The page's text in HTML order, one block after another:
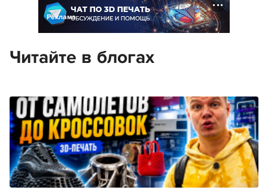
Реклама
Читайте в блогах